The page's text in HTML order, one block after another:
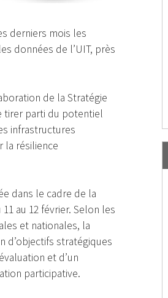
derniers mois les
données de l’UIT, près
de la Stratégie
tirer parti du potentiel
infrastructures
la résilience
dans le cadre de la
au 12 février. Selon les
et nationales, la
d’objectifs stratégiques
et d’un
participative.